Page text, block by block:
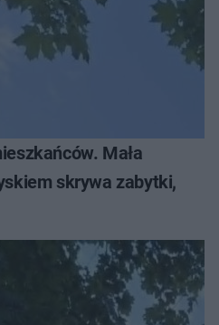
Mała
skrywa zabytki,